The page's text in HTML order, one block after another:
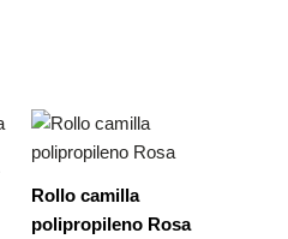
Rollo camilla
polipropileno Rosa